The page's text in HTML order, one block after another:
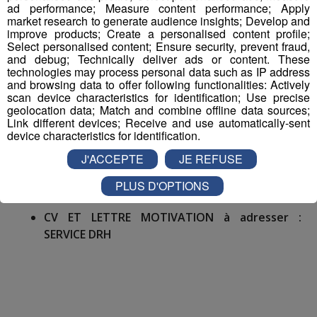
immédiatement.
NUMERO OFFRE POLE EMPLOI :035HLYX
NOM ENTREPRISE :MAIRIE
CV ET LETTRE MOTIVATION à adresser :
SERVICE DRH
ad performance; Measure content performance; Apply
market research to generate audience insights; Develop and
improve products; Create a personalised content profile;
Select personalised content; Ensure security, prevent fraud,
and debug; Technically deliver ads or content. These
technologies may process personal data such as IP address
and browsing data to offer following functionalities: Actively
scan device characteristics for identification; Use precise
geolocation data; Match and combine offline data sources;
Link different devices; Receive and use automatically-sent
device characteristics for identification.
J'ACCEPTE
JE REFUSE
PLUS D'OPTIONS